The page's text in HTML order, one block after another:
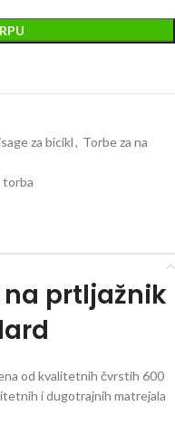
za bicikl, Torbe za na
torba
na prtljažnik
od kvalitetnih čvrstih 600
i dugotrajnih matrejala